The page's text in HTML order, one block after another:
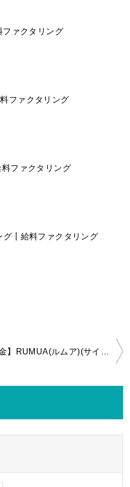
ファクタリング
ファクタリング
ファクタリング
グ┃給料ファクタリング